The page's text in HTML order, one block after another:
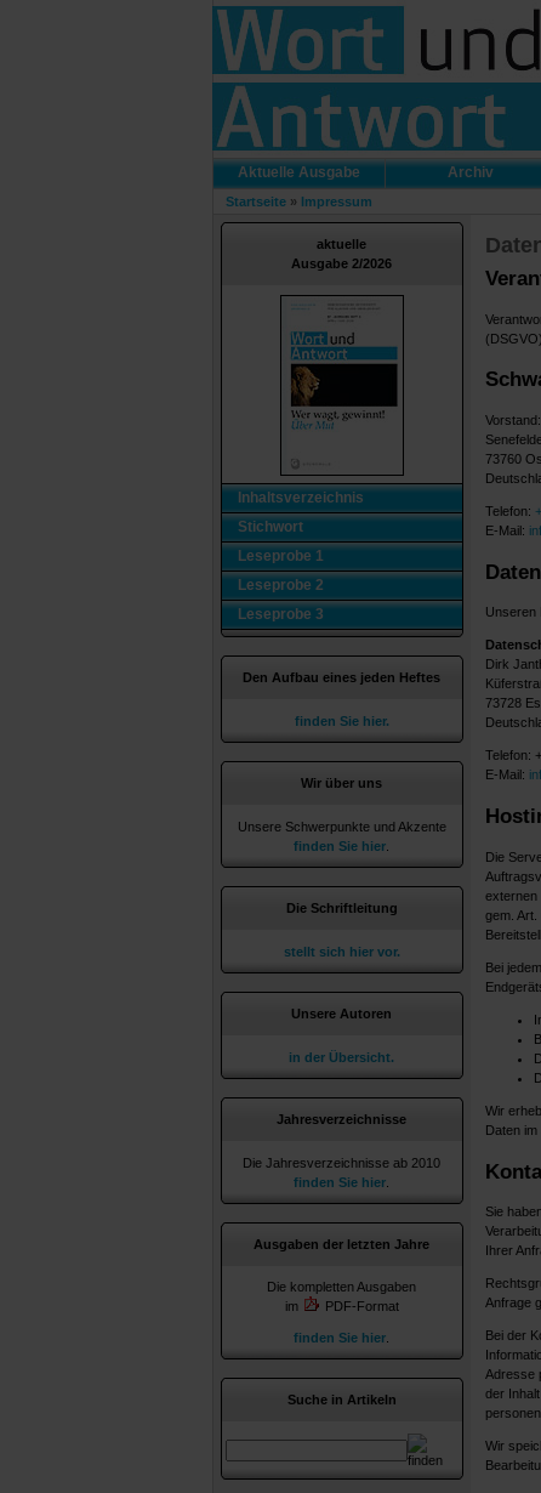
Aktuelle Ausgabe Archiv
Startseite» Impressum
aktuelle
Ausgabe 2/2026
Inhaltsverzeichnis
Stichwort
Leseprobe 1
Leseprobe 2
Leseprobe 3
Den Aufbau eines jeden Heftes
finden Sie hier.
Wir über uns
Unsere Schwerpunkte und Akzente
finden Sie hier
Die Schriftleitung
stellt sich hier vor.
Unsere Autoren
in der Übersicht.
Jahresverzeichnisse
Die Jahresverzeichnisse ab 2010
finden Sie hier
Ausgaben der letzten Jahre
Die kompletten Ausgaben
im
PDF-Format
finden Sie hier
Suche in Artikeln
73760
Telefon:
E-Mail: i
Unseren
Dirk
73728
Telefon:
E-Mail:
Die
externen
gem.
Bei
Wir
Daten im
Sie
Ihrer
Anfrage
Bei der
Adresse
der
Wir